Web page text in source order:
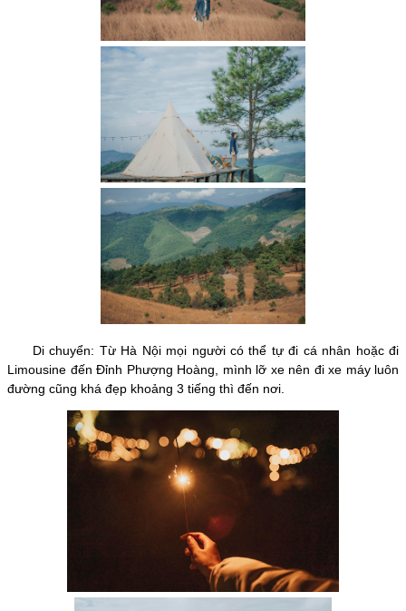
Di chuyển: Từ Hà Nội mọi người có thể tự đi cá nhân hoặc đi
Limousine đến Đỉnh Phượng Hoàng, mình lỡ xe nên đi xe máy luôn
đường cũng khá đẹp khoảng 3 tiếng thì đến nơi.